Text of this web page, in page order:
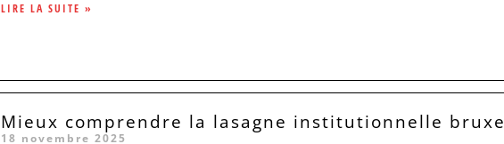
LIRE LA SUITE »
Mieux comprendre la lasagne institutionnelle
18 novembre 2025